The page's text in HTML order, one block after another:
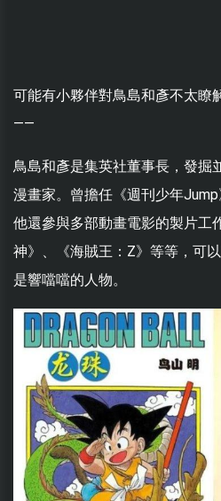
可能有小夥伴對鳥島和彥不太瞭
——
鳥島和彥是集英社董事長，發掘
漫畫家。曾擔任《週刊少年Jump
他還參與多部動畫電影的製片工
神》、《海賊王：Z》等等，可
是響噹噹的人物。